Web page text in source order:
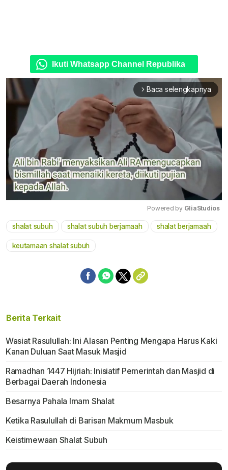
Ikuti Whatsapp Channel Republika
arrow_forward_ios Baca selengkapnya
Mute
Powered by GliaStudios
shalat subuh shalat subuh berjamaah shalat berjamaah
keutamaan shalat subuh
Berita Terkait
Wasiat Rasulullah: Ini Alasan Penting Mengapa Harus Kaki
Kanan Duluan Saat Masuk Masjid
Ramadhan 1447 Hijriah: Inisiatif Pemerintah dan Masjid di
Berbagai Daerah Indonesia
Besarnya Pahala Imam Shalat
Ketika Rasulullah di Barisan Makmum Masbuk
Keistimewaan Shalat Subuh